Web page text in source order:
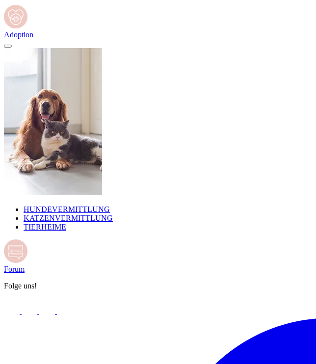
Adoption
HUNDEVERMITTLUNG
KATZENVERMITTLUNG
TIERHEIME
Forum
Folge uns!